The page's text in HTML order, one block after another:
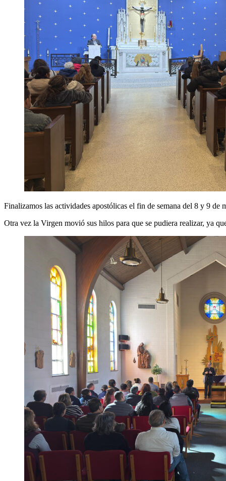
Finalizamos las actividades apostólicas el fin de semana del 8 y 9
Otra vez la Virgen movió sus hilos para que se pudiera realizar, ya